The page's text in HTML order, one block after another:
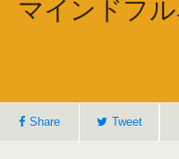
Share Tweet